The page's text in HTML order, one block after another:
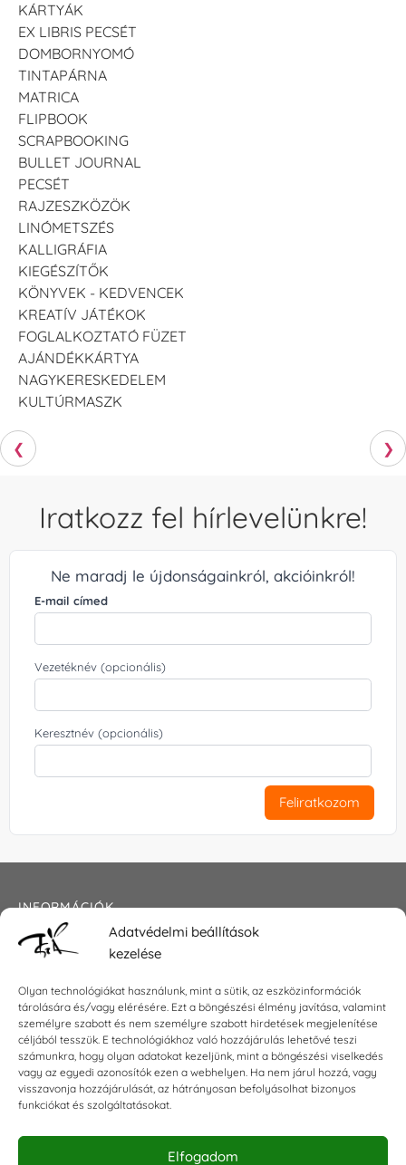
Adatvédelmi beállítások
kezelése
Olyan technológiákat használunk, mint a sütik, az eszközinformációk
tárolására és/vagy elérésére. Ezt a böngészési élmény javítása, valamint
személyre szabott és nem személyre szabott hirdetések megjelenítése
céljából tesszük. E technológiákhoz való hozzájárulás lehetővé teszi
számunkra, hogy olyan adatokat kezeljünk, mint a böngészési viselkedés
vagy az egyedi azonosítók ezen a webhelyen. Ha nem járul hozzá, vagy
visszavonja hozzájárulását, az hátrányosan befolyásolhat bizonyos
funkciókat és szolgáltatásokat.
Elfogadom
KÁRTYÁK
EX LIBRIS PECSÉT
DOMBORNYOMÓ
TINTAPÁRNA
MATRICA
FLIPBOOK
SCRAPBOOKING
BULLET JOURNAL
PECSÉT
RAJZESZKÖZÖK
LINÓMETSZÉS
KALLIGRÁFIA
KIEGÉSZÍTŐK
KÖNYVEK - KEDVENCEK
KREATÍV JÁTÉKOK
FOGLALKOZTATÓ FÜZET
AJÁNDÉKKÁRTYA
NAGYKERESKEDELEM
KULTÚRMASZK
❮ ❯
Iratkozz fel hírlevelünkre!
Ne maradj le újdonságainkról, akcióinkról!
E-mail címed
Vezetéknév (opcionális)
Keresztnév (opcionális)
Feliratkozom
INFORMÁCIÓK
Általános szerződési feltételek
Impresszum
KAPCSOLAT
E-mail:shop@torokszilvi.com
Telefon: +36 30 6767872